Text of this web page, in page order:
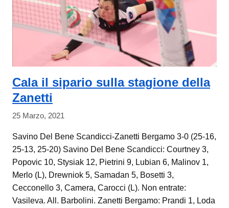
Cala il sipario sulla stagione della
Zanetti
25 Marzo, 2021
Savino Del Bene Scandicci-Zanetti Bergamo 3-0 (25-16,
25-13, 25-20) Savino Del Bene Scandicci: Courtney 3,
Popovic 10, Stysiak 12, Pietrini 9, Lubian 6, Malinov 1,
Merlo (L), Drewniok 5, Samadan 5, Bosetti 3,
Cecconello 3, Camera, Carocci (L). Non entrate:
Vasileva. All. Barbolini. Zanetti Bergamo: Prandi 1, Loda